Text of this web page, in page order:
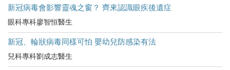
新冠病毒會影響靈魂之窗？ 齊來認識眼疾後遺症
眼科專科廖智恒醫生
新冠、輪狀病毒同樣可怕 嬰幼兒防感染有法
兒科專科劉成志醫生